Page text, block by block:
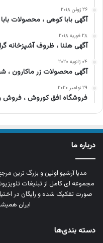
۲۶ ژوئن ۲۰۱۸
آگهی بابا کوهی ، محصولات
۲۸ فوریه ۲۰۱۸
آگهی هلنا ، ظروف آشپزخانه
۰۴ ژانویه ۲۰۲۰
آگهی محصولات زر ماکارون ،
۲۹ نوامبر ۲۰۲۰
فروشگاه افق کوروش ، فروش ویژه 6 تا
درباره ما
مدیا آرشیو اولین و بزرگ‌ ترین
مجموعه‌ ای کامل از تبلیغات
صورت تفکیک‌ شده و رایگان در
ایران
دسته بندی‌ها